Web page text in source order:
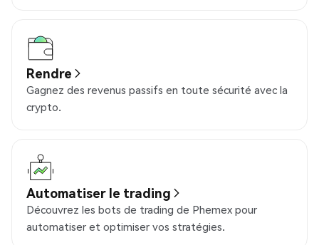
Rendre
Gagnez des revenus passifs en toute sécurité avec la
crypto.
Automatiser le trading
Découvrez les bots de trading de Phemex pour
automatiser et optimiser vos stratégies.